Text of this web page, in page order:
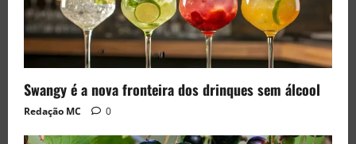
Swangy é a nova fronteira dos drinques sem álcool
Redação MC 0